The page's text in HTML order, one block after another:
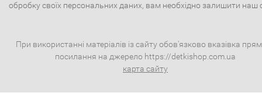
обробку своїх персональних даних, вам необхідно залишити наш
При використанні матеріалів із сайту обов'язково вказівка
посилання на джерело https://detkishop.com.ua
карта сайту